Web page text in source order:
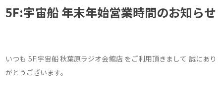
5F:宇宙船 年末年始営業時間のお知らせ
いつも 5F:宇宙船 秋葉原ラジオ会館店 をご利用頂きまして 誠にあり
がとうございます。